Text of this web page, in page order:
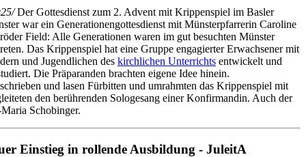
Der Gottesdienst zum 2. Advent mit Krippenspiel im Basler
war ein Generationengottesdienst mit Münsterpfarrerin Caroline
Field: Alle Generationen waren im gut besuchten Münster
Das Krippenspiel hat eine Gruppe engagierter Erwachsener mit
und Jugendlichen des kirchlichen Unterrichts entwickelt und
Die Präparanden brachten eigene Idee hinein.
und lasen Fürbitten und umrahmten das Krippenspiel mit
den berührenden Sologesang einer Konfirmandin. Auch der
Schobinger.
Einstieg in rollende Ausbildung - JuleitA